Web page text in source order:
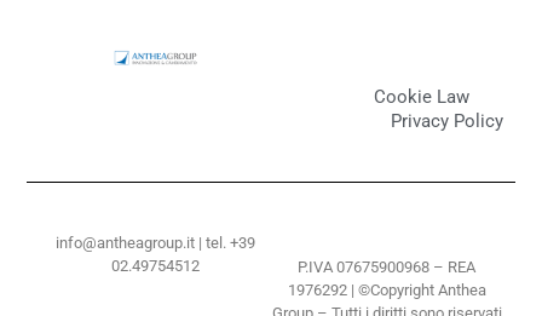
Cookie Law
Privacy Policy
info@antheagroup.it | tel. +39
02.49754512
P.IVA 07675900968 – REA
1976292 | ©Copyright Anthea